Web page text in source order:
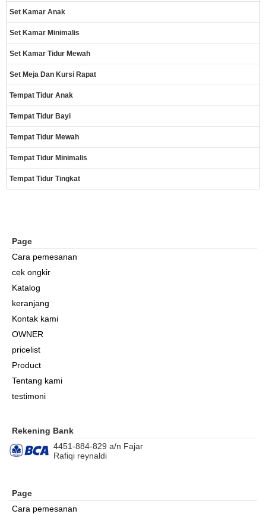
Set Kamar Anak
Set Kamar Minimalis
Set Kamar Tidur Mewah
Set Meja Dan Kursi Rapat
Tempat Tidur Anak
Tempat Tidur Bayi
Tempat Tidur Mewah
Tempat Tidur Minimalis
Tempat Tidur Tingkat
Page
Cara pemesanan
cek ongkir
Katalog
keranjang
Kontak kami
OWNER
pricelist
Product
Tentang kami
testimoni
Rekening Bank
4451-884-829 a/n Fajar
Rafiqi reynaldi
Page
Cara pemesanan